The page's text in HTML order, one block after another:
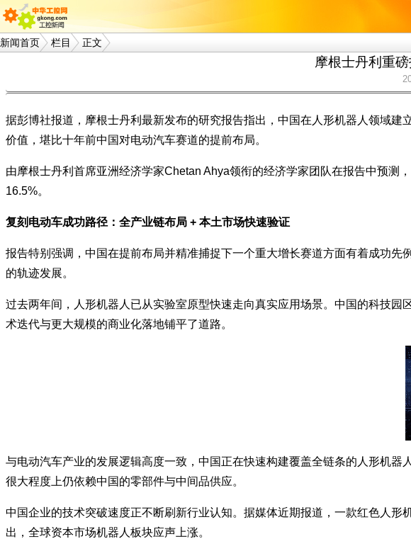
新闻首页 栏目 正文
摩根士丹利重
据彭博社报道，摩根士丹利最新发布的研究报告指出，中国在人形机器人领域
价值，堪比十年前中国对电动汽车赛道的提前布局。
由摩根士丹利首席亚洲经济学家Chetan Ahya领衔的经济学家团队在报告中预
16.5%。
复刻电动车成功路径：全产业链布局 + 本土市场快速验证
报告特别强调，中国在提前布局并精准捕捉下一个重大增长赛道方面有着成功
的轨迹发展。
过去两年间，人形机器人已从实验室原型快速走向真实应用场景。中国的科技
术迭代与更大规模的商业化落地铺平了道路。
与电动汽车产业的发展逻辑高度一致，中国正在快速构建覆盖全链条的人形机
很大程度上仍依赖中国的零部件与中间品供应。
中国企业的技术突破速度正不断刷新行业认知。据媒体近期报道，一款红色人
出，全球资本市场机器人板块应声上涨。